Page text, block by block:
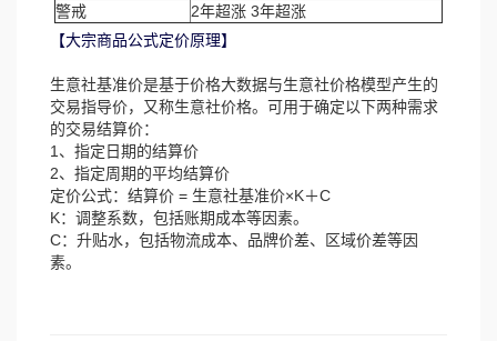
警戒
2年超涨 3年超涨
【大宗商品公式定价原理】
生意社基准价是基于价格大数据与生意社价格模型产生的
交易指导价，又称生意社价格。可用于确定以下两种需求
的交易结算价：
1、指定日期的结算价
2、指定周期的平均结算价
定价公式：结算价 = 生意社基准价×K＋C
K：调整系数，包括账期成本等因素。
C：升贴水，包括物流成本、品牌价差、区域价差等因
素。